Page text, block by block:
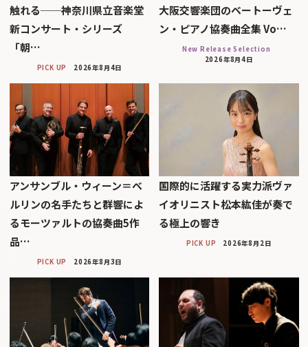
触れる──神奈川県立音楽堂
新コンサート・シリーズ
「朝…
PICK UP 2026年8月4日
大阪交響楽団のベートーヴェ
ン・ピアノ協奏曲全集 Vo…
New Release Selection
2026年8月4日
アンサンブル・ウィーン＝ベ
ルリンの名手たちと群響によ
るモーツァルトの協奏曲5作
品…
PICK UP 2026年8月3日
国際的に活躍する実力派ヴァ
イオリニスト松本紘佳が奏で
る極上の響き
PICK UP 2026年8月2日